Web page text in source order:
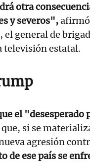
otra
y severos",
el general de
televisión estatal.
el "desesperado
que, si se
agresión
de ese país se